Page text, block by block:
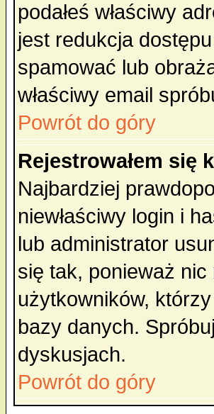
podałeś właściwy
jest redukcja
spamować lub
właściwy email
Powrót do góry
Rejestrowałem się
Najbardziej
niewłaściwy login i
lub administrator
się tak, ponieważ nic
użytkowników,
bazy danych.
dyskusjach.
Powrót do góry